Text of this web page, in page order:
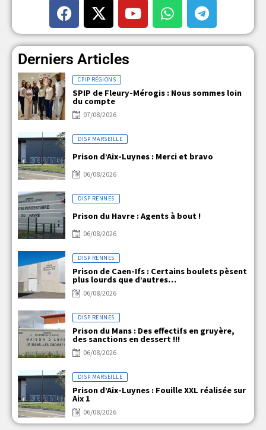
Derniers Articles
CPIP RÉGIONS
SPIP de Fleury-Mérogis : Nous sommes loin
du compte
07/08/2026
DISP MARSEILLE
Prison d’Aix-Luynes : Merci et bravo
06/08/2026
DISP RENNES
Prison du Havre : Agents à bout !
06/08/2026
DISP RENNES
Prison de Caen-Ifs : Certains boulets pèsent
plus lourds que d’autres…
06/08/2026
DISP RENNES
Prison du Mans : Des effectifs en gruyère,
des sanctions en dessert !!!
06/08/2026
DISP MARSEILLE
Prison d’Aix-Luynes : Fouille XXL réalisée sur
Aix 1
06/08/2026